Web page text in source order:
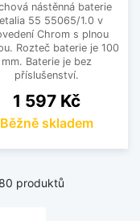
nástěnná baterie
55 55065/1.0 v
Chrom s plnou
Rozteč baterie je 100
mm. Baterie je bez
příslušenství.
Cena
1 597 Kč
Běžně skladem
produktů